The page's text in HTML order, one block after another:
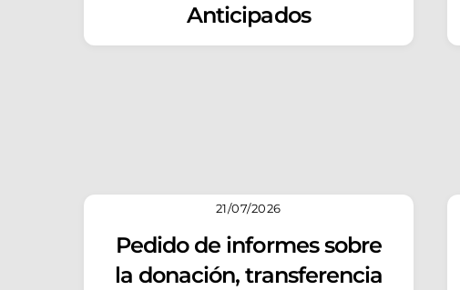
Anticipados
21/07/2026
Pedido de informes sobre
la donación, transferencia